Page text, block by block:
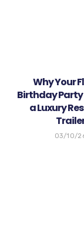
Why Your
Birthday Party
a Luxury
03/10/